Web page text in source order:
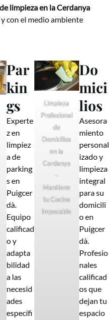
limpieza en la Cerdanya
con el medio ambiente
Par
kin
gs
Experte
z en
limpiez
a de
parking
s en
Puigcer
dà.
Equipo
calificad
o y
adapta
bilidad
a las
necesid
ades
específi
Limpieza
Profesional
de
Domicilios
en la
Cerdanya
–
Mantiene
tu Cocina
Impecable
Do
mici
lios
Asesora
miento
personal
izado y
limpieza
integral
para su
domicili
o en
Puigcer
dà.
Profesio
nales
calificad
os que
dejan tu
espacio